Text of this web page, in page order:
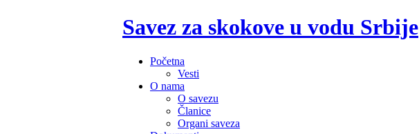
Savez za skokove u vodu Srbije
Početna
Vesti
O nama
O savezu
Članice
Organi saveza